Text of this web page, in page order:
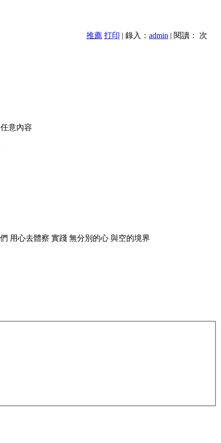
推薦 打印 | 錄入： admin | 閱讀： 次
意內容
用心去體察 實踐 無分別的心 與空的境界